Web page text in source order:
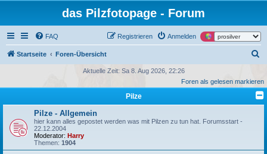
das Pilzfotopage - Forum
FAQ Anmelden
Registrieren
Startseite Foren-Übersicht
c
h
Aktuelle Zeit: Sa 8. Aug 2026, 22:26
Foren als gelesen markieren
Pilze
Pilze - Allgemein
hier kann alles gepostet werden was mit Pilzen zu tun hat. Forumsstart -
22.12.2004
Moderator: Harry
Themen: 1904